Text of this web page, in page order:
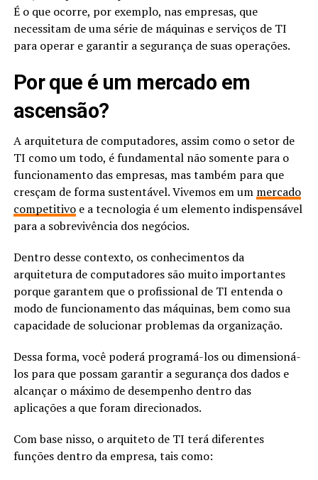
É o que ocorre, por exemplo, nas empresas, que
necessitam de uma série de máquinas e serviços de TI
para operar e garantir a segurança de suas operações.
Por que é um mercado em
ascensão?
A arquitetura de computadores, assim como o setor de
TI como um todo, é fundamental não somente para o
funcionamento das empresas, mas também para que
cresçam de forma sustentável. Vivemos em um mercado
competitivoe a tecnologia é um elemento indispensável
para a sobrevivência dos negócios.
Dentro desse contexto, os conhecimentos da
arquitetura de computadores são muito importantes
porque garantem que o profissional de TI entenda o
modo de funcionamento das máquinas, bem como sua
capacidade de solucionar problemas da organização.
Dessa forma, você poderá programá-los ou dimensioná-
los para que possam garantir a segurança dos dados e
alcançar o máximo de desempenho dentro das
aplicações a que foram direcionados.
Com base nisso, o arquiteto de TI terá diferentes
funções dentro da empresa, tais como: